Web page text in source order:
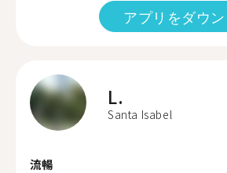
アプリをダウ
L.
Santa Isabel
流暢